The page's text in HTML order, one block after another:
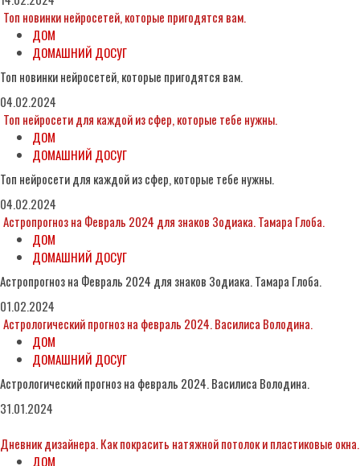
Топ новинки нейросетей, которые пригодятся вам.
ДОМ
ДОМАШНИЙ ДОСУГ
Топ новинки нейросетей, которые пригодятся вам.
04.02.2024
Топ нейросети для каждой из сфер, которые тебе нужны.
ДОМ
ДОМАШНИЙ ДОСУГ
Топ нейросети для каждой из сфер, которые тебе нужны.
04.02.2024
Астропрогноз на Февраль 2024 для знаков Зодиака. Тамара Глоба.
ДОМ
ДОМАШНИЙ ДОСУГ
Астропрогноз на Февраль 2024 для знаков Зодиака. Тамара Глоба.
01.02.2024
Астрологический прогноз на февраль 2024. Василиса Володина.
ДОМ
ДОМАШНИЙ ДОСУГ
Астрологический прогноз на февраль 2024. Василиса Володина.
31.01.2024
Дневник дизайнера. Как покрасить натяжной потолок и пластиковые окна.
ДОМ